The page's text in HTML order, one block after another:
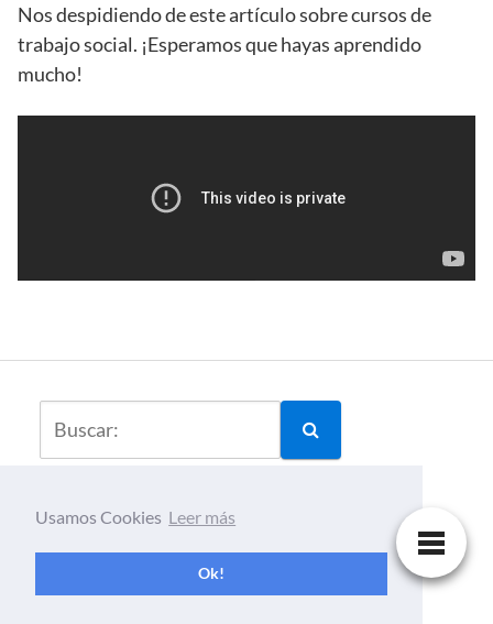
Nos despidiendo de este artículo sobre cursos de
trabajo social. ¡Esperamos que hayas aprendido
mucho!
Los Mejores Cursos de Formacion Online Gratis
Usamos Cookies Leer más
Ok!